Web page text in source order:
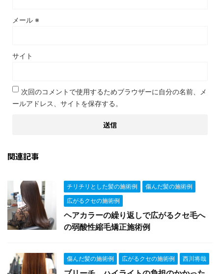
メール ※
サイト
次回のコメントで使用するためブラウザーに自分の名前、メ
ールアドレス、サイトを保存する。
関連記事
チリチリとした髪の施術例
傷んだ髪の施術例
広がるクセの施術例
ヘアカラーの繰り返しで広がるクセ毛へ
の弱酸性縮毛矯正施術例
傷んだ髪の施術例 広がるクセの施術例 西川将哉